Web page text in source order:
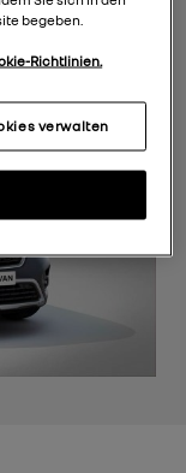
und machen
begeben.
Richtlinien.
verwalten